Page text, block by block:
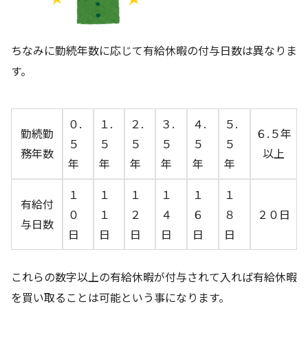
ちなみに勤続年数に応じて有給休暇の付与日数は異なりま
す。
勤続勤
務年数
０.
５
年
１.
５
年
２.
５
年
３.
５
年
４.
５
年
５.
５
年
６.５年
以上
有給付
与日数
１
０
日
１
１
日
１
２
日
１
４
日
１
６
日
１
８
日
２０日
これらの数字以上の有給休暇が付与されて入れば有給休暇
を買い取ることは可能という事になります。